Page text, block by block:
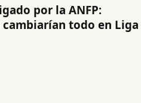
por la ANFP:
todo en Liga